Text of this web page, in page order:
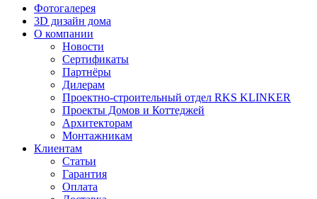
Фотогалерея
3D дизайн дома
О компании
Новости
Сертификаты
Партнёры
Дилерам
Проектно-строительный отдел RKS KLINKER
Проекты Домов и Коттеджей
Архитекторам
Монтажникам
Клиентам
Статьи
Гарантия
Оплата